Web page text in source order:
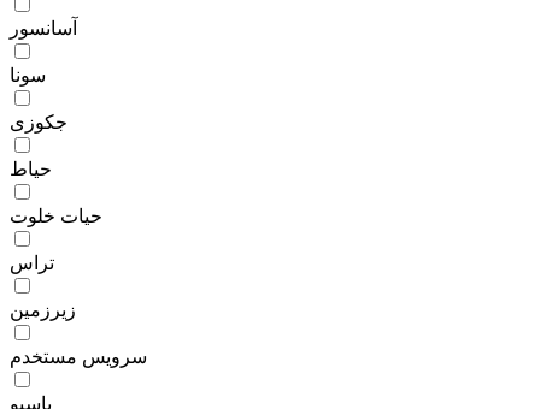
آسانسور
سونا
جکوزی
حیاط
حیات خلوت
تراس
زیرزمین
سرویس مستخدم
پاسیو